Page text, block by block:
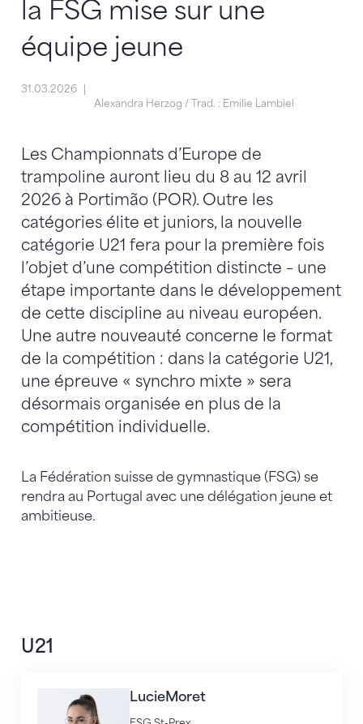
la FSG mise sur une
équipe jeune
31.03.2026
Alexandra Herzog / Trad. : Emilie Lambiel
Les Championnats d’Europe de
trampoline auront lieu du 8 au 12 avril
2026 à Portimão (POR). Outre les
catégories élite et juniors, la nouvelle
catégorie U21 fera pour la première fois
l’objet d’une compétition distincte – une
étape importante dans le développement
de cette discipline au niveau européen.
Une autre nouveauté concerne le format
de la compétition : dans la catégorie U21,
une épreuve « synchro mixte » sera
désormais organisée en plus de la
compétition individuelle.
La Fédération suisse de gymnastique (FSG) se
rendra au Portugal avec une délégation jeune et
ambitieuse.
U21
LucieMoret